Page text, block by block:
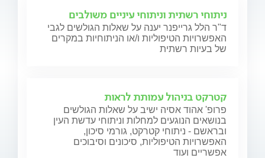
ניתוחי רשתית וניתוחי עיניים משולבים
ד"ר הלל גרייפנר יענה על שאלות הגולשים לגבי
האפשרויות הטיפוליות ו/או הניתוחיות במקרים
של בעיות רשתית
קטרקט בניהול עמותת לראות
פרופ' אהוד אסיה ישיב על שאלות הגולשים
בנושאים הנוגעים למחלות וניתוחי עדשת העין
ובראשם - ניתוחי קטרקט, גורמי סיכון,
האפשרויות הטיפוליות, סיכונים וסיבוכים
אפשריים ועוד